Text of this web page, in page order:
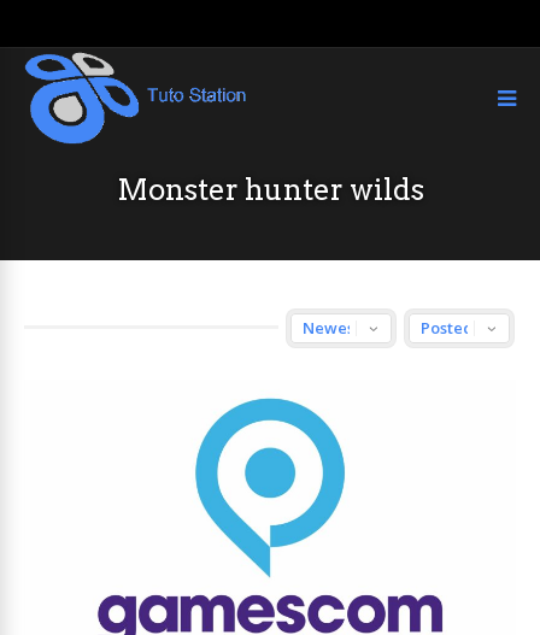
Monster hunter wilds